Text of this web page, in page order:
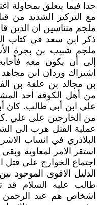
جدا فيما يتعلق بمحاولة
مع التركيز الشديد من
ملجم متناسين ان الذين
ذكر ابن سعد في كتاب
ملجم شبيب بن بجرة
إلى أن يكون معه
اشتراك وردان ابن
بن مجالد بن علفة بن
من أهل الكوفة أحد
علي ابن أبي طالب. كان
من الخارجين على علي
عملية القتل هرب الى
البلاذري في انساب
استقر الامر لمعاوية
اجتماع الخوارج على قتل
الدليل الاقوى الموجود
طالب عليه السلام قد
اشخاص هم عبد الرحمن